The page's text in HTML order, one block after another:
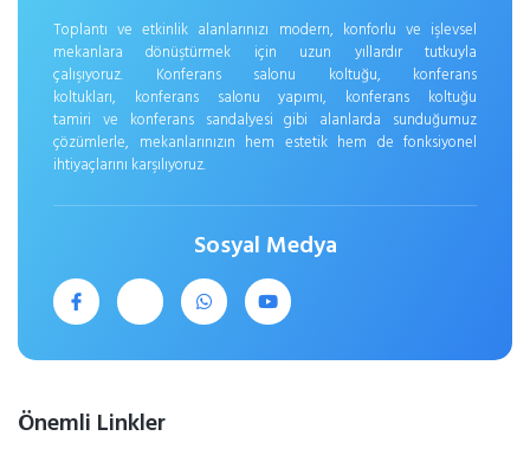
Toplantı ve etkinlik alanlarınızı modern, konforlu ve işlevsel
mekanlara dönüştürmek için uzun yıllardır tutkuyla
çalışıyoruz. Konferans salonu koltuğu, konferans
koltukları, konferans salonu yapımı, konferans koltuğu
tamiri ve konferans sandalyesi gibi alanlarda sunduğumuz
çözümlerle, mekanlarınızın hem estetik hem de fonksiyonel
ihtiyaçlarını karşılıyoruz.
Sosyal Medya
Önemli Linkler